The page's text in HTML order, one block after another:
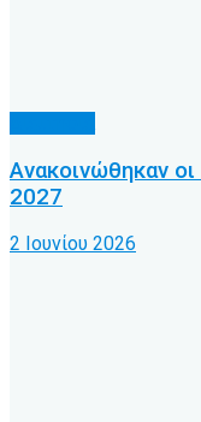
Ανακοινώθηκαν
2027
2 Ιουνίου 2026